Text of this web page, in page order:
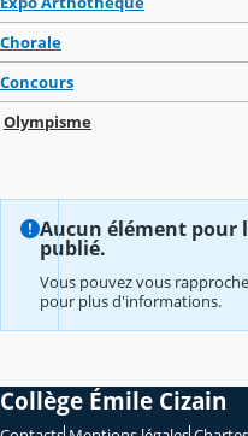
Chorale
Concours
Olympisme
Aucun élément pour
publié.
Vous pouvez vous
pour plus d'informations.
Collège Émile Cizain